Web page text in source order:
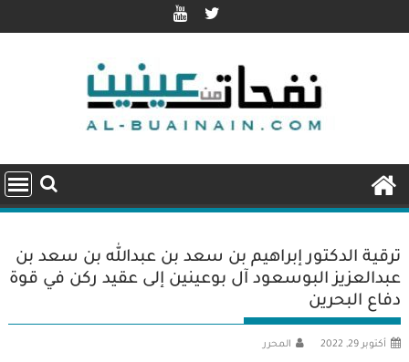
to
ترقية الدكتور إبراهيم بن سعد بن عبدالله بن سعد بن
عبدالعزيز البوسعود آل بوعينين إلى عقيد ركن في قوة
دفاع البحرين
أكتوبر 29, 2022 المحرر